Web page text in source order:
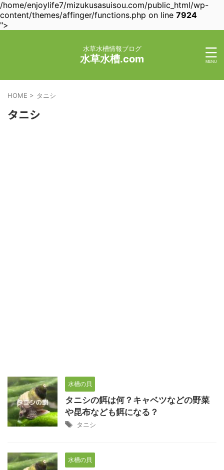
/home/enjoylife7/mizukusasuisou.com/public_html/wp-
content/themes/affinger/functions.php on line 7924
">
水草水槽情報ブログ
水草水槽.com
HOME > タニシ
タニシ
水槽の貝
タニシの餌は何？キャベツなどの野菜
や昆布なども餌になる？
タニシ
水槽の貝